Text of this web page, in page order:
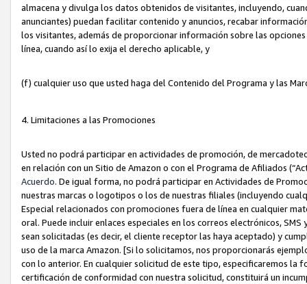
almacena y divulga los datos obtenidos de visitantes, incluyendo,
anunciantes) puedan facilitar contenido y anuncios, recabar
los visitantes, además de proporcionar información sobre las
línea, cuando así lo exija el derecho aplicable, y
(f) cualquier uso que usted haga del Contenido del Programa y las
4. Limitaciones a las Promociones
Usted no podrá participar en actividades de promoción, de
en relación con un Sitio de Amazon o con el Programa de Afiliados
Acuerdo. De igual forma, no podrá participar en Actividades de
nuestras marcas o logotipos o los de nuestras filiales (incluyendo
Especial relacionados con promociones fuera de línea en cualquier
oral. Puede incluir enlaces especiales en los correos electrónicos,
sean solicitadas (es decir, el cliente receptor las haya aceptado) y
uso de la marca Amazon. [Si lo solicitamos, nos proporcionarás
con lo anterior. En cualquier solicitud de este tipo, especificaremos
certificación de conformidad con nuestra solicitud, constituirá un